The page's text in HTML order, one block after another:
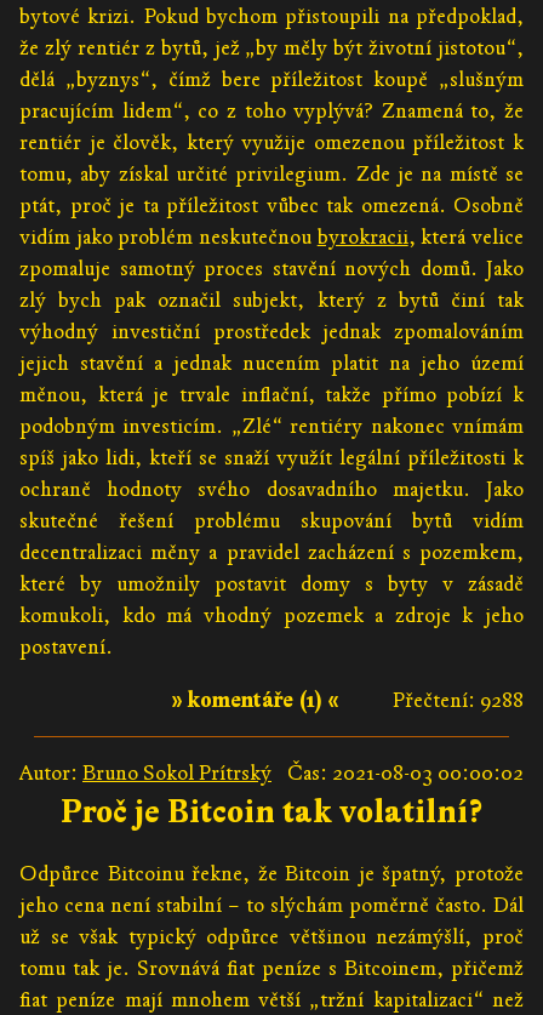
bytové krizi. Pokud bychom přistoupili na předpoklad,
že zlý rentiér z bytů, jež „by měly být životní jistotou“,
dělá „byznys“, čímž bere příležitost koupě „slušným
pracujícím lidem“, co z toho vyplývá? Znamená to, že
rentiér je člověk, který využije omezenou příležitost k
tomu, aby získal určité privilegium. Zde je na místě se
ptát, proč je ta příležitost vůbec tak omezená. Osobně
vidím jako problém neskutečnou byrokracii, která velice
zpomaluje samotný proces stavění nových domů. Jako
zlý bych pak označil subjekt, který z bytů činí tak
výhodný investiční prostředek jednak zpomalováním
jejich stavění a jednak nucením platit na jeho území
měnou, která je trvale inflační, takže přímo pobízí k
podobným investicím. „Zlé“ rentiéry nakonec vnímám
spíš jako lidi, kteří se snaží využít legální příležitosti k
ochraně hodnoty svého dosavadního majetku. Jako
skutečné řešení problému skupování bytů vidím
decentralizaci měny a pravidel zacházení s pozemkem,
které by umožnily postavit domy s byty v zásadě
komukoli, kdo má vhodný pozemek a zdroje k jeho
postavení.
Přečtení: 9288
» komentáře (1) «
Autor: Bruno Sokol Prítrský Čas: 2021-08-03 00:00:02
Proč je Bitcoin tak volatilní?
Odpůrce Bitcoinu řekne, že Bitcoin je špatný, protože
jeho cena není stabilní – to slýchám poměrně často. Dál
už se však typický odpůrce většinou nezámýšlí, proč
tomu tak je. Srovnává fiat peníze s Bitcoinem, přičemž
fiat peníze mají mnohem větší „tržní kapitalizaci“ než